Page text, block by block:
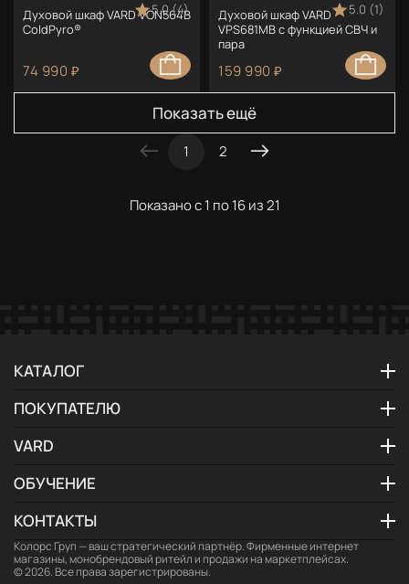
5.0 (4)
Духовой шкаф VARD VON564B
ColdPyro®
74 990 ₽
5.0 (1)
Духовой шкаф VARD
VPS681MB с функцией СВЧ и
пара
159 990 ₽
Показать ещё
1 2
Показано с 1 по 16 из 21
КАТАЛОГ
ПОКУПАТЕЛЮ
VARD
ОБУЧЕНИЕ
КОНТАКТЫ
Колорс Груп — ваш стратегический партнёр. Фирменные интернет
магазины, монобрендовый ритейл и продажи на маркетплейсах.
© 2026. Все права зарегистрированы.